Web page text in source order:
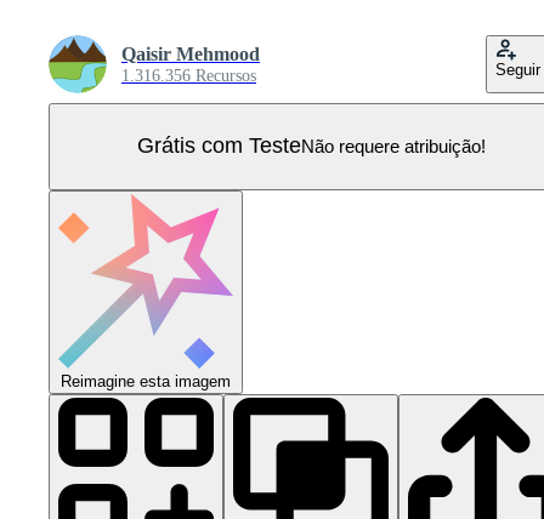
Qaisir Mehmood
1.316.356 Recursos Seguir
Grátis com TesteNão requere atribuição!
Reimagine esta imagem